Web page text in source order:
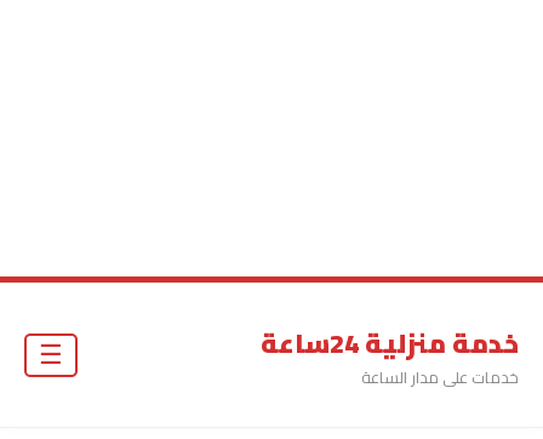
خدمة منزلية 24ساعة
خدمات على مدار الساعة
☰